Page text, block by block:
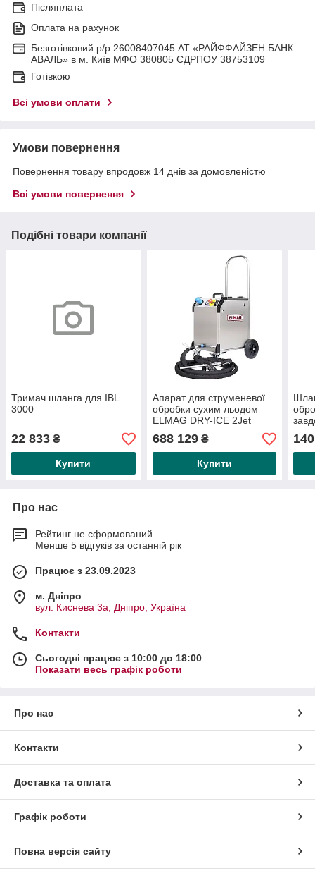
Післяплата
Оплата на рахунок
Безготівковий р/р 26008407045 АТ «РАЙФФАЙЗЕН БАНК
АВАЛЬ» в м. Київ МФО 380805 ЄДРПОУ 38753109
Готівкою
Всі умови оплати
Умови повернення
Повернення товару впродовж 14 днів за домовленістю
Всі умови повернення
Подібні товари компанії
Тримач шланга для IBL
3000
22 833 ₴
Купити
Апарат для струменевої
обробки сухим льодом
ELMAG DRY-ICE 2Jet
Шланг-пакет 5 метрів
Пістолет із соплом 4 і 5
688 129₴
Купити
Про нас
Рейтинг не сформований
Менше 5 відгуків за останній рік
Працює з 23.09.2023
м. Дніпро
вул. Киснева 3а, Дніпро, Україна
Контакти
Сьогодні працює з 10:00 до 18:00
Показати весь графік роботи
Про нас
Контакти
Доставка та оплата
Графік роботи
Повна версія сайту